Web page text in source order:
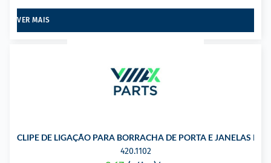
VER MAIS
CLIPE DE LIGAÇÃO PARA BORRACHA DE PORTA E JANELAS
420.1102